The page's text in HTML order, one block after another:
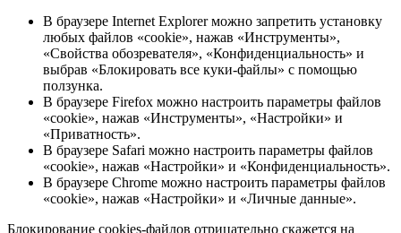
В браузере Internet Explorer можно запретить установку
любых файлов «cookie», нажав «Инструменты»,
«Свойства обозревателя», «Конфиденциальность» и
выбрав «Блокировать все куки-файлы» с помощью
ползунка.
В браузере Firefox можно настроить параметры файлов
«cookie», нажав «Инструменты», «Настройки» и
«Приватность».
В браузере Safari можно настроить параметры файлов
«cookie», нажав «Настройки» и «Конфиденциальность».
В браузере Chrome можно настроить параметры файлов
«cookie», нажав «Настройки» и «Личные данные».
Блокирование cookies-файлов отрицательно скажется на